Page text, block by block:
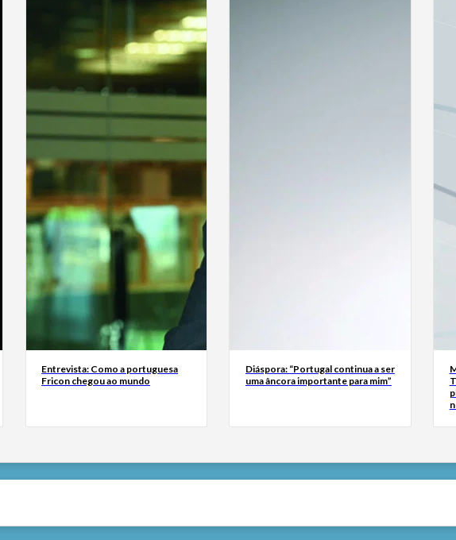
Entrevista: Como a portuguesa
Fricon chegou ao mundo
Diáspora: “Portugal continua a ser
uma âncora importante para mim”